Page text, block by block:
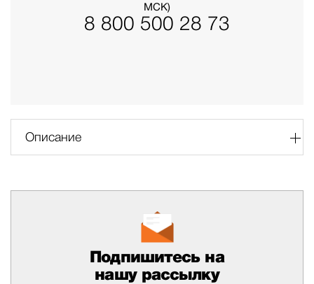
МСК)
8 800 500 28 73
Описание
Подпишитесь на
нашу рассылку